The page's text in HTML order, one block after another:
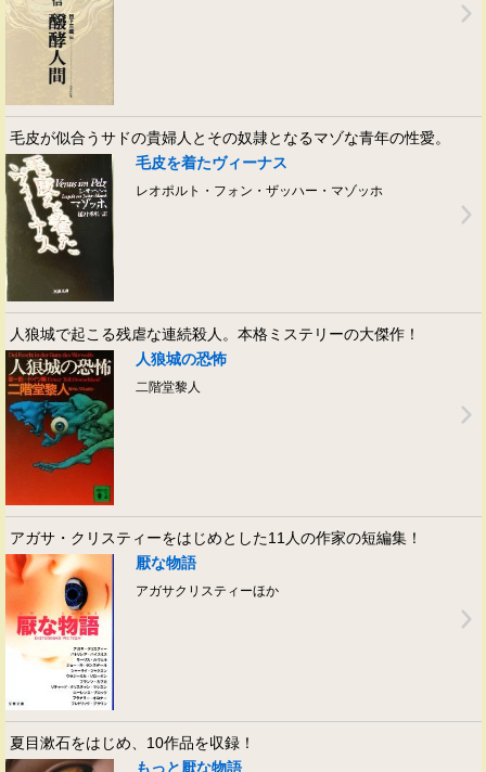
毛皮が似合うサドの貴婦人とその奴隷となるマゾな青年の性愛。
毛皮を着たヴィーナス
レオポルト・フォン・ザッハー・マゾッホ
人狼城で起こる残虐な連続殺人。本格ミステリーの大傑作！
人狼城の恐怖
二階堂黎人
アガサ・クリスティーをはじめとした11人の作家の短編集！
厭な物語
アガサクリスティーほか
夏目漱石をはじめ、10作品を収録！
もっと厭な物語